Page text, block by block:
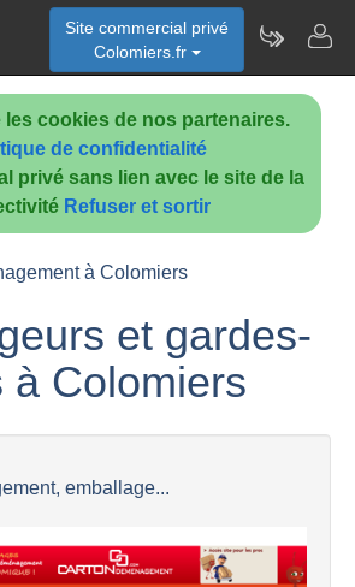
les cookies de nos partenaires.
de confidentialité
privé sans lien avec le site de la
Refuser et sortir
Site commercial privé
Colomiers.fr
à Colomiers
et gardes-
à Colomiers
emballage...